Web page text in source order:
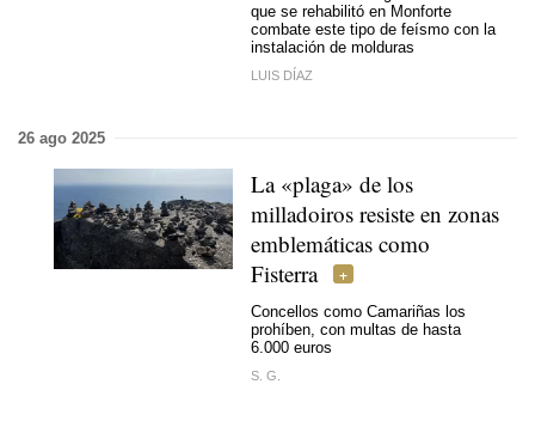
que se rehabilitó en Monforte
combate este tipo de feísmo con la
instalación de molduras
LUIS DÍAZ
26 ago 2025
La «plaga» de los
milladoiros resiste en zonas
emblemáticas como
Fisterra
Concellos como Camariñas los
prohíben, con multas de hasta
6.000 euros
S. G.